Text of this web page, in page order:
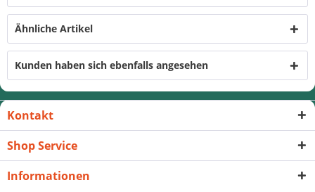
Ähnliche Artikel
Kunden haben sich ebenfalls angesehen
Kontakt
Shop Service
Informationen